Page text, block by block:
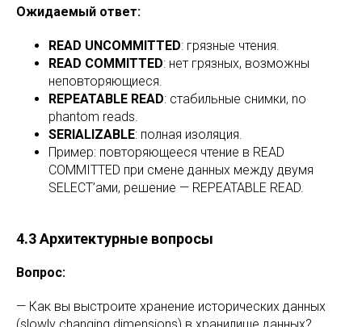
Ожидаемый ответ:
READ UNCOMMITTED: грязные чтения.
READ COMMITTED: нет грязных, возможны
неповторяющиеся.
REPEATABLE READ: стабильные снимки, no
phantom reads.
SERIALIZABLE: полная изоляция.
Пример: повторяющееся чтение в READ
COMMITTED при смене данных между двумя
SELECT’ами, решение — REPEATABLE READ.
4.3 Архитектурные вопросы
Вопрос:
— Как вы выстроите хранение исторических данных
(slowly changing dimensions) в хранилище данных?